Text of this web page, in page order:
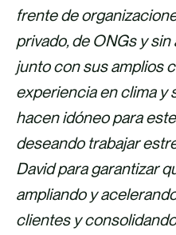
frente de
privado, de ONGs y
junto con sus amplios
experiencia en clima y
hacen idóneo para
deseando trabajar
David para garantizar
ampliando y
clientes y